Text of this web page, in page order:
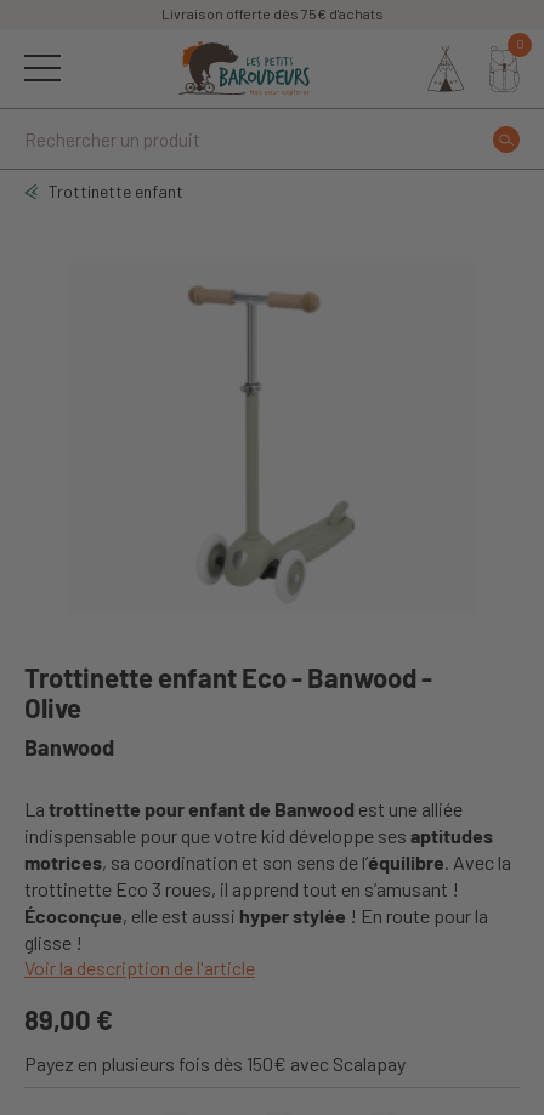
Livraison offerte dès 75€ d'achats
0
Trottinette enfant
Trottinette enfant Eco - Banwood -
Olive
Banwood
La trottinette pour enfant de Banwood est une alliée
indispensable pour que votre kid développe ses aptitudes
motrices, sa coordination et son sens de l’équilibre. Avec la
trottinette Eco 3 roues, il apprend tout en s’amusant !
Écoconçue, elle est aussi hyper stylée ! En route pour la
glisse !
Voir la description de l'article
89,00 €
Payez en plusieurs fois dès 150€ avec Scalapay